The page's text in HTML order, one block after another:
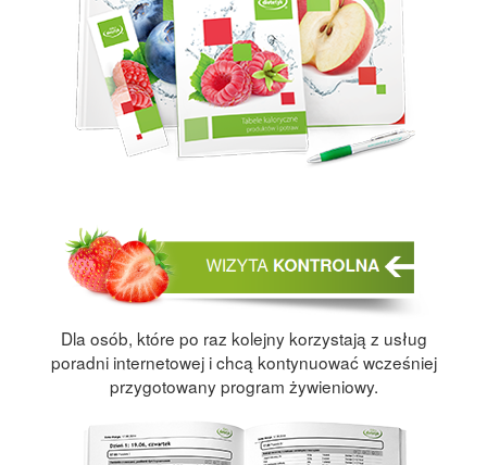
Dla osób, które po raz kolejny korzystają z usług
poradni internetowej i chcą kontynuować wcześniej
przygotowany program żywieniowy.